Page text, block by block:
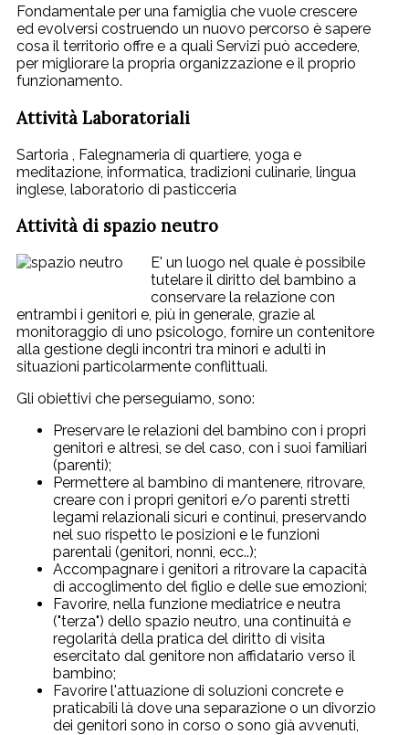
Fondamentale per una famiglia che vuole crescere
ed evolversi costruendo un nuovo percorso è sapere
cosa il territorio offre e a quali Servizi può accedere,
per migliorare la propria organizzazione e il proprio
funzionamento.
Attività Laboratoriali
Sartoria , Falegnameria di quartiere, yoga e
meditazione, informatica, tradizioni culinarie, lingua
inglese, laboratorio di pasticceria
Attività di spazio neutro
E' un luogo nel quale è possibile
tutelare il diritto del bambino a
conservare la relazione con
entrambi i genitori e, più in generale, grazie al
monitoraggio di uno psicologo, fornire un contenitore
alla gestione degli incontri tra minori e adulti in
situazioni particolarmente conflittuali.
Gli obiettivi che perseguiamo, sono:
Preservare le relazioni del bambino con i propri
genitori e altresì, se del caso, con i suoi familiari
(parenti);
Permettere al bambino di mantenere, ritrovare,
creare con i propri genitori e/o parenti stretti
legami relazionali sicuri e continui, preservando
nel suo rispetto le posizioni e le funzioni
parentali (genitori, nonni, ecc..);
Accompagnare i genitori a ritrovare la capacità
di accoglimento del figlio e delle sue emozioni;
Favorire, nella funzione mediatrice e neutra
("terza") dello spazio neutro, una continuità e
regolarità della pratica del diritto di visita
esercitato dal genitore non affidatario verso il
bambino;
Favorire l'attuazione di soluzioni concrete e
praticabili là dove una separazione o un divorzio
dei genitori sono in corso o sono già avvenuti,